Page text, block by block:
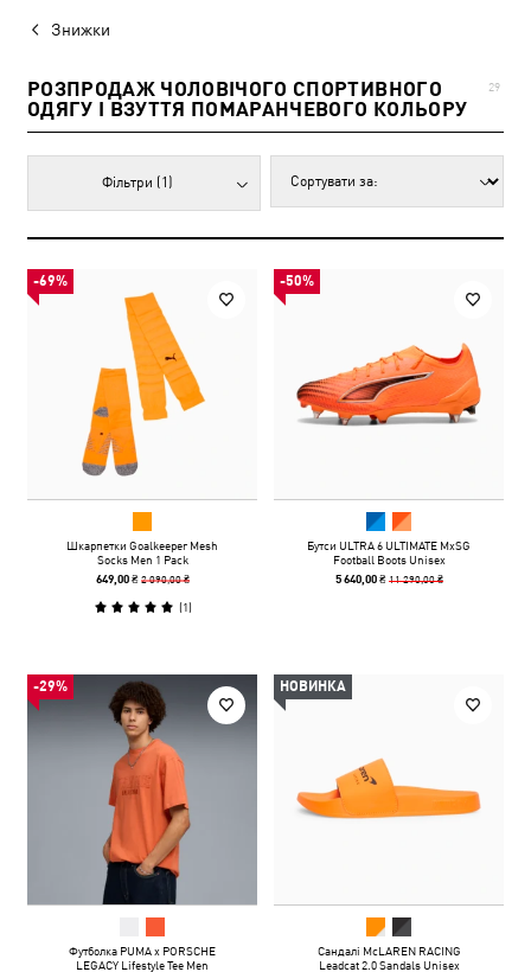
Знижки
РОЗПРОДАЖ ЧОЛОВІЧОГО СПОРТИВНОГО
ОДЯГУ І ВЗУТТЯ ПОМАРАНЧЕВОГО КОЛЬОРУ
29
Фільтри (1)
-69%
Шкарпетки Goalkeeper Mesh
Socks Men 1 Pack
649,00 ₴ 2 090,00 ₴
(1)
-50%
Бутси ULTRA 6 ULTIMATE MxSG
Football Boots Unisex
5 640,00 ₴ 11 290,00 ₴
-29%
Футболка PUMA x PORSCHE
LEGACY Lifestyle Tee Men
НОВИНКА
Сандалі McLAREN RACING
Leadcat 2.0 Sandals Unisex